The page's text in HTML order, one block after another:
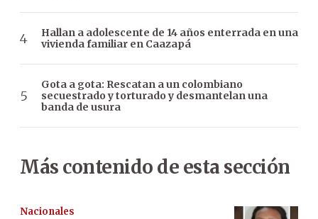
Hallan a adolescente de 14 años enterrada en una
vivienda familiar en Caazapá
Gota a gota: Rescatan a un colombiano
secuestrado y torturado y desmantelan una
banda de usura
Más contenido de esta sección
Nacionales